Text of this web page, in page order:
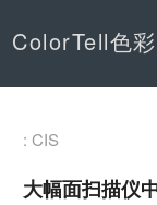
ColorTell色
: CIS
大幅面扫描仪